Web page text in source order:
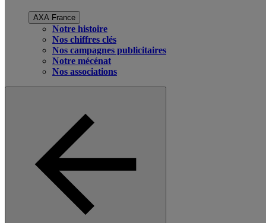
AXA France
Notre histoire
Nos chiffres clés
Nos campagnes publicitaires
Notre mécénat
Nos associations